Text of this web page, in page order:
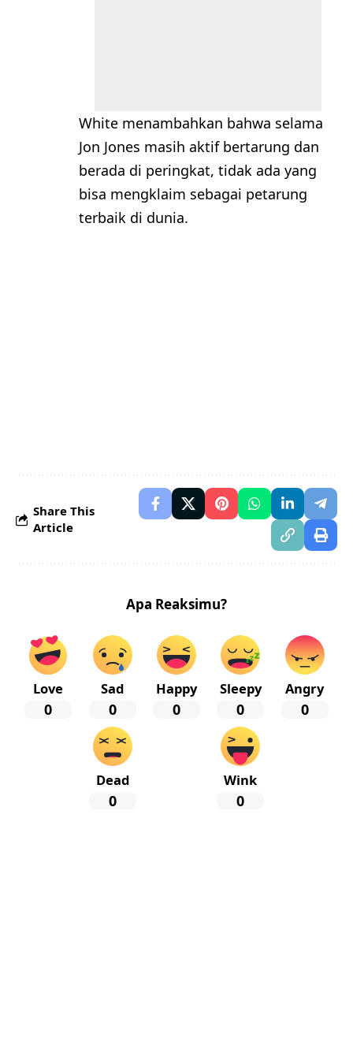
White menambahkan bahwa selama
Jon Jones masih aktif bertarung dan
berada di peringkat, tidak ada yang
bisa mengklaim sebagai petarung
terbaik di dunia.
Share This
Article
Apa Reaksimu?
Love
0
Sad
0
Happy
0
Sleepy
0
Angry
0
Dead
0
Wink
0